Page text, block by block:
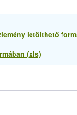
letölthető
(xls)